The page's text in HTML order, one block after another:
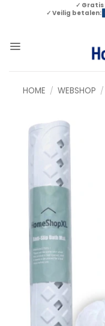
✓
✓ Veilig betalen:
HOME / WEBSHOP /